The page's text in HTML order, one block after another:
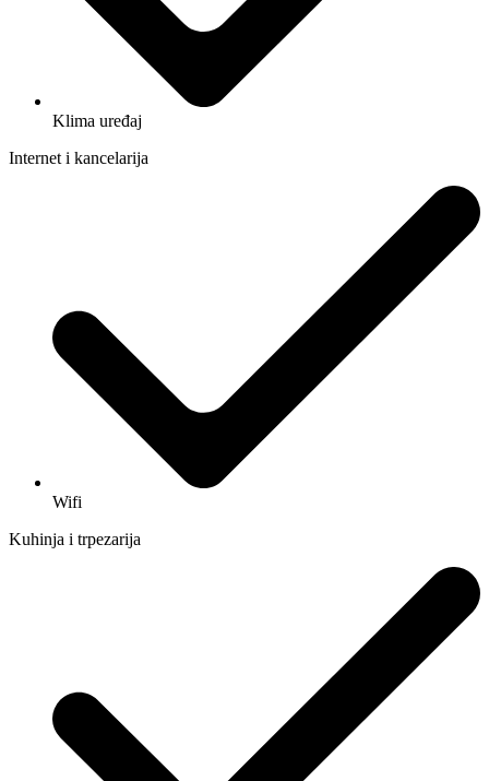
Klima uređaj
Internet i kancelarija
Wifi
Kuhinja i trpezarija